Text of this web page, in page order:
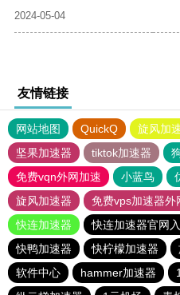
2024-05-04
友情链接
网站地图 QuickQ 旋风加
坚果加速器
tiktok加速器
免费vqn外网加速
小蓝鸟
旋风加速器
免费vps加速器外
快连加速器
快连加速器官网
快鸭加速器
快柠檬加速器
软件中心
hammer加速器